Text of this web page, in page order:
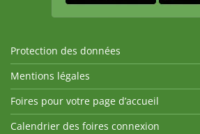
Protection des données
Mentions légales
Foires pour votre page d’accueil
Calendrier des foires connexion